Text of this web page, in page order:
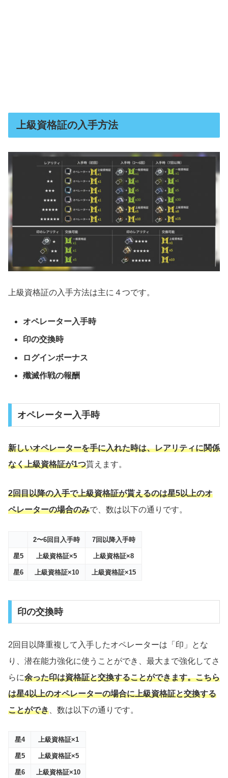
上級資格証の入手方法
上級資格証の入手方法は主に４つです。
オペレーター入手時
印の交換時
ログインボーナス
殲滅作戦の報酬
オペレーター入手時
新しいオペレーターを手に入れた時は、レアリティに関係
なく上級資格証が1つ貰えます。
2回目以降の入手で上級資格証が貰えるのは星5以上のオ
ペレーターの場合のみで、数は以下の通りです。
2〜6回目入手時 7回以降入手時
星5 上級資格証×5 上級資格証×8
星6 上級資格証×10 上級資格証×15
印の交換時
2回目以降重複して入手したオペレーターは「印」とな
り、潜在能力強化に使うことができ、最大まで強化してさ
らに余った印は資格証と交換することができます。こちら
は星4以上のオペレーターの場合に上級資格証と交換する
ことができ 、数は以下の通りです。
星4 上級資格証×1
星5 上級資格証×5
星6 上級資格証×10